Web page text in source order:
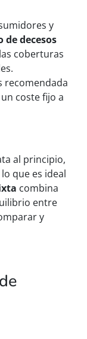
y
de decesos
coberturas
recomendada
coste fijo a
al principio,
que es ideal
combina
entre
y